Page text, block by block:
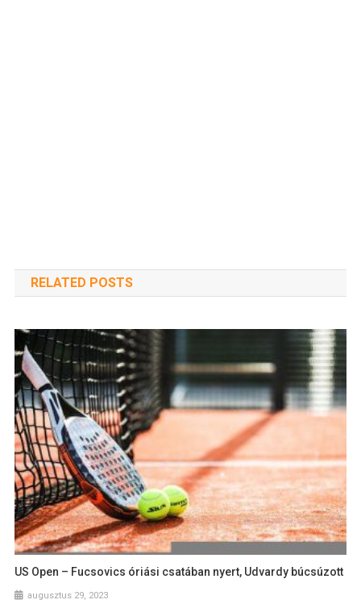
RELATED POSTS
US Open – Fucsovics óriási csatában nyert, Udvardy búcsúzott
augusztus 29, 2023